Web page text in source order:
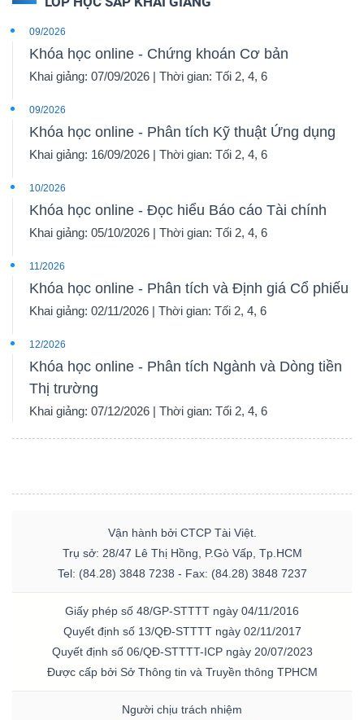
09/2026
Khóa học online - Chứng khoán Cơ bản
Khai giảng: 07/09/2026 | Thời gian: Tối 2, 4, 6
09/2026
Khóa học online - Phân tích Kỹ thuật Ứng dụng
Khai giảng: 16/09/2026 | Thời gian: Tối 2, 4, 6
10/2026
Khóa học online - Đọc hiểu Báo cáo Tài chính
Khai giảng: 05/10/2026 | Thời gian: Tối 2, 4, 6
11/2026
Khóa học online - Phân tích và Định giá Cổ phiếu
Khai giảng: 02/11/2026 | Thời gian: Tối 2, 4, 6
12/2026
Khóa học online - Phân tích Ngành và Dòng tiền
Thị trường
Khai giảng: 07/12/2026 | Thời gian: Tối 2, 4, 6
Vận hành bởi CTCP Tài Việt.
Trụ sở: 28/47 Lê Thị Hồng, P.Gò Vấp, Tp.HCM
Tel: (84.28) 3848 7238 - Fax: (84.28) 3848 7237
Giấy phép số 48/GP-STTTT ngày 04/11/2016
Quyết định số 13/QĐ-STTTT ngày 02/11/2017
Quyết định số 06/QĐ-STTTT-ICP ngày 20/07/2023
Được cấp bởi Sở Thông tin và Truyền thông TPHCM
Người chịu trách nhiệm